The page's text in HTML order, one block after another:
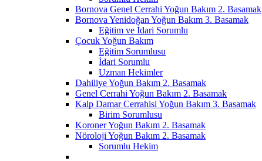
Bornova Genel Cerrahi Yoğun Bakım 2. Basamak
Bornova Yenidoğan Yoğun Bakım 3. Basamak
Eğitim ve İdari Sorumlu
Çocuk Yoğun Bakım
Eğitim Sorumlusu
İdari Sorumlu
Uzman Hekimler
Dahiliye Yoğun Bakım 2. Basamak
Genel Cerrahi Yoğun Bakım 2. Basamak
Kalp Damar Cerrahisi Yoğun Bakım 3. Basamak
Birim Sorumlusu
Koroner Yoğun Bakım 2. Basamak
Nöroloji Yoğun Bakım 2. Basamak
Sorumlu Hekim